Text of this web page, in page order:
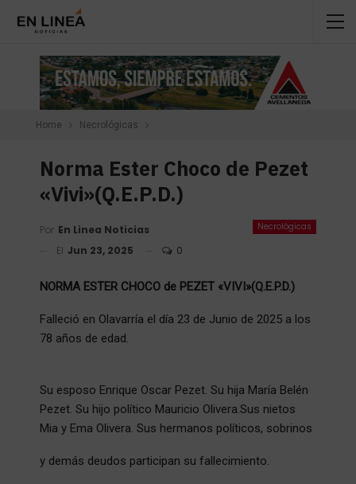
Home Necrológicas
Norma Ester Choco de Pezet
«Vivi»(Q.E.P.D.)
Necrológicas
Por En Linea Noticias
El Jun 23, 2025 0
NORMA ESTER CHOCO de PEZET «VIVI»(Q.E.P.D.)
Falleció en Olavarría el día 23 de Junio de 2025 a los
78 años de edad.
Su esposo Enrique Oscar Pezet. Su hija María Belén
Pezet. Su hijo político Mauricio Olivera.Sus nietos
Mia y Ema Olivera. Sus hermanos políticos, sobrinos
y demás deudos participan su fallecimiento.